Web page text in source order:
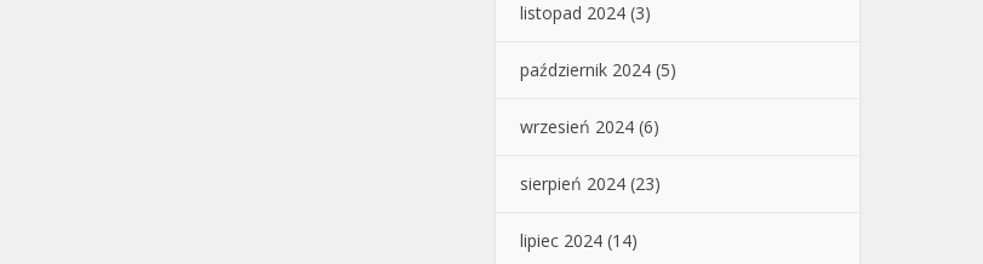
listopad 2024 (3)
październik 2024 (5)
wrzesień 2024 (6)
sierpień 2024 (23)
lipiec 2024 (14)